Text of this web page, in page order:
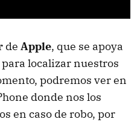
de Apple, que se apoya
para localizar nuestros
podremos ver en
donde nos los
en caso de robo, por